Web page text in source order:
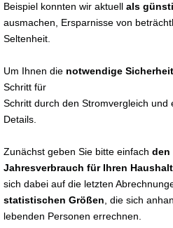
Beispiel konnten wir aktuell als
ausmachen, Ersparnisse von
Seltenheit.
Um Ihnen die notwendige Sicherheit
Schritt für
Schritt durch den Stromvergleich und
Details.
Zunächst geben Sie bitte einfach den
Jahresverbrauch für Ihren Haushalt
sich dabei auf die letzten
statistischen Größen , die sich
lebenden Personen errechnen.